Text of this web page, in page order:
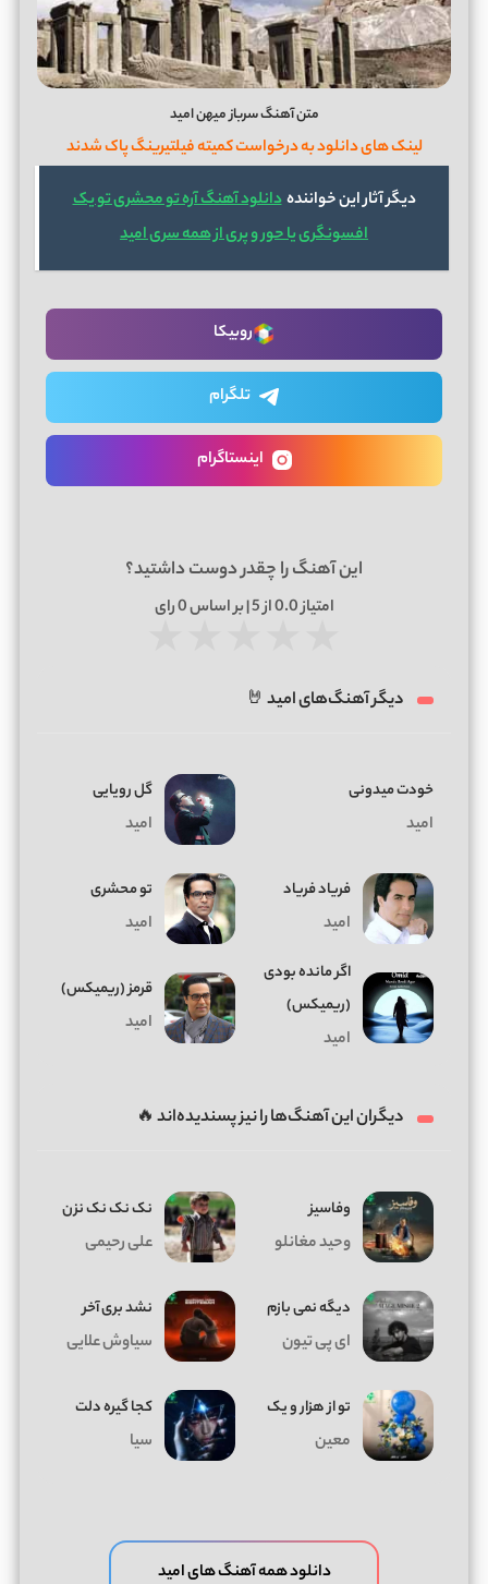
متن آهنگ سرباز میهن امید
لینک های دانلود به درخواست کمیته فیلتیرینگ پاک شدند
دیگر آثار این خوانندهدانلود آهنگ آره تو محشری تو یک
افسونگری یا حور و پری از همه سری امید
روبیکا
تلگرام
اینستاگرام
این آهنگ را چقدر دوست داشتید؟
امتیاز0.0از 5 | بر اساس 0رای
دیگر آهنگ‌های امید 🤘
خودت میدونی
امید
گل رویایی
امید
فریاد فریاد
امید
تو محشری
امید
اگر مانده بودی
(ریمیکس)
امید
قرمز (ریمیکس)
امید
دیگران این آهنگ‌ها را نیز پسندیده‌اند 🔥
وفاسیز
وحید مغانلو
نک نک نک نزن
علی رحیمی
دیگه نمی بازم
ای پی تیون
نشد بری آخر
سیاوش علایی
تو از هزار و یک
معین
کجا گیره دلت
سیا
دانلود همه آهنگ های امید